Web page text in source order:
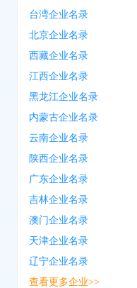
台湾企业名录
北京企业名录
西藏企业名录
江西企业名录
黑龙江企业名录
内蒙古企业名录
云南企业名录
陕西企业名录
广东企业名录
吉林企业名录
澳门企业名录
天津企业名录
辽宁企业名录
查看更多企业>>